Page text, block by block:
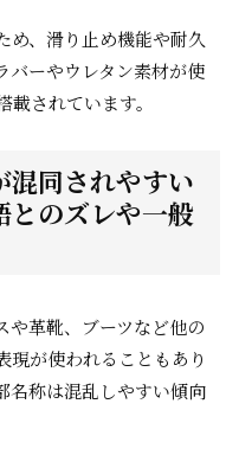
め、滑り止め機能や耐久
バーやウレタン素材が使
されています。
混同されやすい
とのズレや一般
や革靴、ブーツなど他の
現が使われることもあり
名称は混乱しやすい傾向